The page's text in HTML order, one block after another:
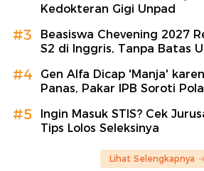
Kedokteran Gigi Unpad
#3
Beasiswa Chevening 2027
S2 di Inggris, Tanpa Batas
#4
Gen Alfa Dicap 'Manja'
Panas, Pakar IPB Soroti
#5
Ingin Masuk STIS? Cek
Tips Lolos Seleksinya
Lihat Selengkapnya